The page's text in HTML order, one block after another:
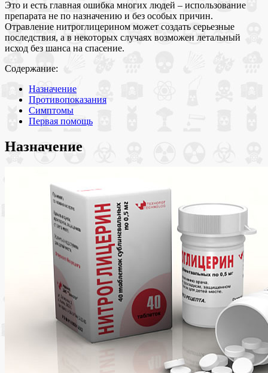
Это и есть главная ошибка многих людей – использование
препарата не по назначению и без особых причин.
Отравление нитроглицерином может создать серьезные
последствия, а в некоторых случаях возможен летальный
исход без шанса на спасение.
Содержание:
Назначение
Противопоказания
Симптомы
Первая помощь
Назначение